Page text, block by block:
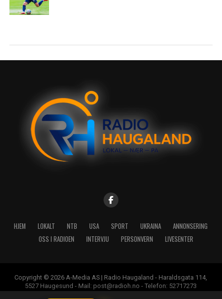
HJEM LOKALT NTB USA SPORT UKRAINA
ANNONSERING
OSS I RADIOEN
INTERVJU PERSONVERN LIVESENTER
Copyright © 2026 A-Media AS | Radio Haugaland - Haraldsgata 114,
5527 Haugesund - Mail: post@radioh.no - Telefon: 52717273